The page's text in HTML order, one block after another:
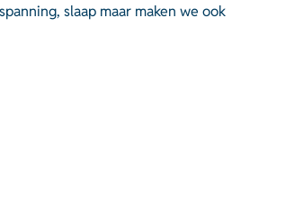
slaap maar maken we ook